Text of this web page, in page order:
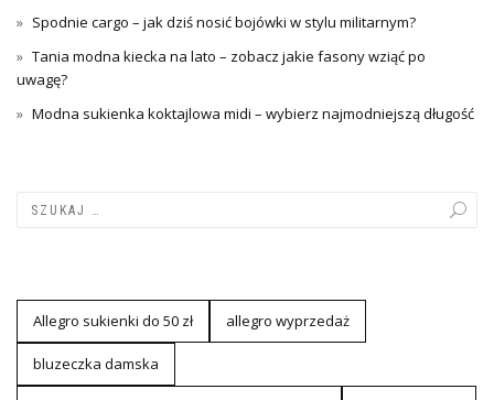
Spodnie cargo – jak dziś nosić bojówki w stylu militarnym?
Tania modna kiecka na lato – zobacz jakie fasony wziąć po
uwagę?
Modna sukienka koktajlowa midi – wybierz najmodniejszą długość
Allegro sukienki do 50 zł allegro wyprzedaż
bluzeczka damska